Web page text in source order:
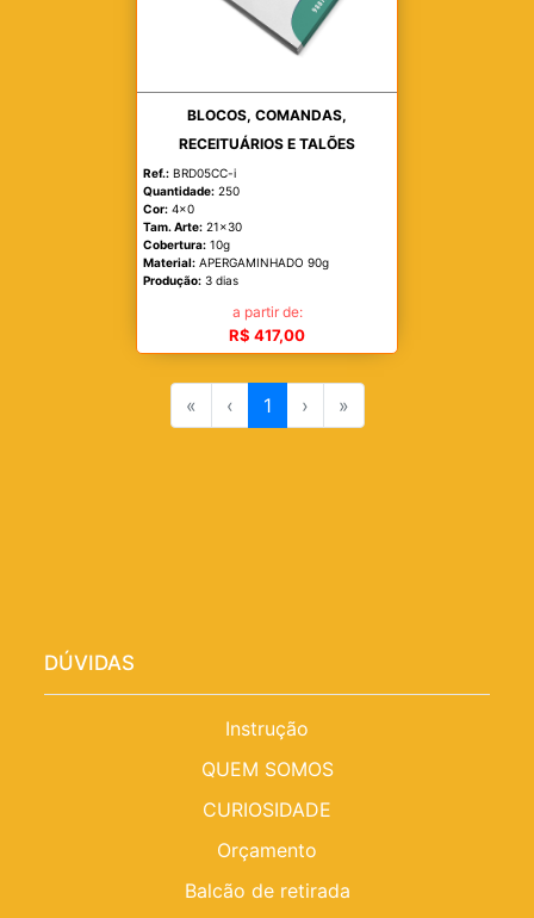
BLOCOS, COMANDAS,
RECEITUÁRIOS E TALÕES
Ref.: BRD05CC-i
Quantidade: 250
Cor: 4x0
Tam. Arte: 21x30
Cobertura: 10g
Material: APERGAMINHADO 90g
Produção: 3 dias
a partir de:
R$ 417,00
« ‹ 1 › »
DÚVIDAS
Instrução
QUEM SOMOS
CURIOSIDADE
Orçamento
Balcão de retirada